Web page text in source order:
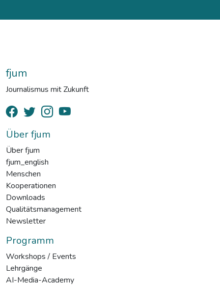
fjum
Journalismus mit Zukunft
Über fjum
Über fjum
fjum_english
Menschen
Kooperationen
Downloads
Qualitätsmanagement
Newsletter
Programm
Workshops / Events
Lehrgänge
AI-Media-Academy